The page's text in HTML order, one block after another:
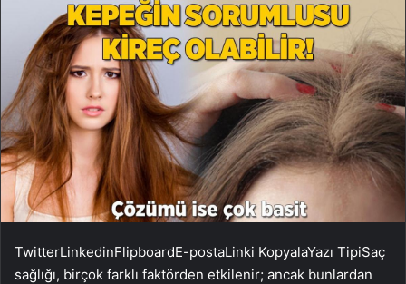
TwitterLinkedinFlipboardE-postaLinki KopyalaYazı TipiSaç
sağlığı, birçok farklı faktörden etkilenir; ancak bunlardan